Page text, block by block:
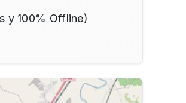
y 100% Offline)